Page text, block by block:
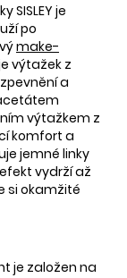
SISLEY je
po
make-
výtažek z
a
výtažkem z
komfort a
jemné linky
vydrží až
si okamžité
je založen na